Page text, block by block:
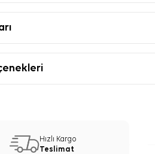
Hızlı Kargo
Teslimat